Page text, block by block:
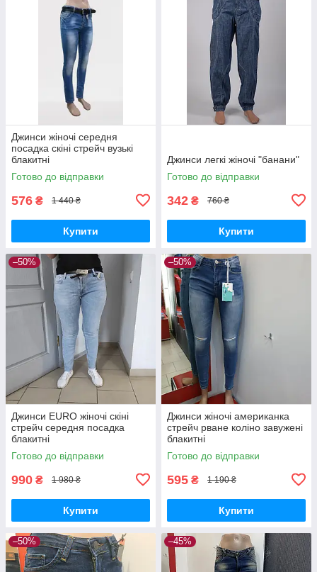
Джинси жіночі середня
посадка скіні стрейч вузькі
блакитні
Готово до відправки
576 ₴ 1 440 ₴
Купити
Джинси легкі жіночі "банани"
Готово до відправки
342 ₴ 760 ₴
Купити
–50%
Джинси EURO жіночі скіні
стрейч середня посадка
блакитні
Готово до відправки
990 ₴ 1 980 ₴
Купити
–50%
Джинси жіночі американка
стрейч рване коліно завужені
блакитні
Готово до відправки
595 ₴ 1 190 ₴
Купити
–50% –45%